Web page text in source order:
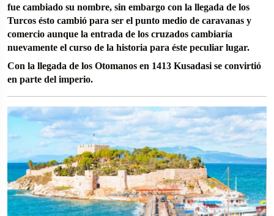
fue cambiado su nombre, sin embargo con la llegada de los
Turcos ésto cambió para ser el punto medio de caravanas y
comercio aunque la entrada de los cruzados cambiaría
nuevamente el curso de la historia para éste peculiar lugar.
Con la llegada de los Otomanos en 1413 Kusadasi se convirtió
en parte del imperio.